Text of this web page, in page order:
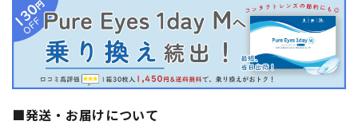
■発送・お届けについて